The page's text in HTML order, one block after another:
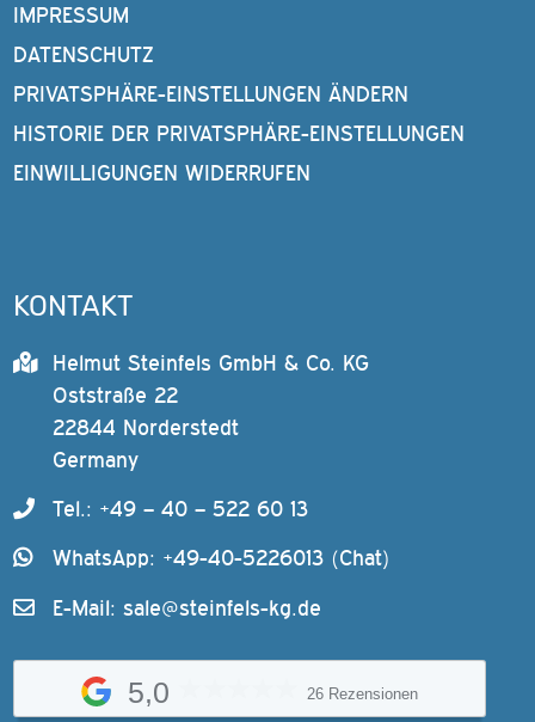
IMPRESSUM
DATENSCHUTZ
PRIVATSPHÄRE-EINSTELLUNGEN ÄNDERN
HISTORIE DER PRIVATSPHÄRE-EINSTELLUNGEN
EINWILLIGUNGEN WIDERRUFEN
KONTAKT
Helmut Steinfels GmbH & Co. KG
Oststraße 22
22844 Norderstedt
Germany
Tel.: +49 – 40 – 522 60 13
WhatsApp: +49-40-5226013 (Chat)
E-Mail: sale@steinfels-kg.de
5,0 26 Rezensionen